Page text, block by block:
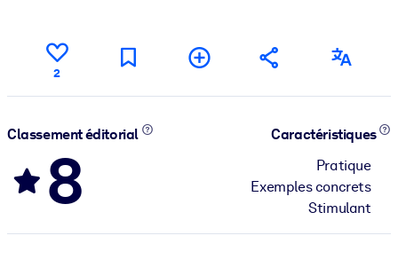
2
Classement éditorial
8
Caractéristiques
Pratique
Exemples concrets
Stimulant